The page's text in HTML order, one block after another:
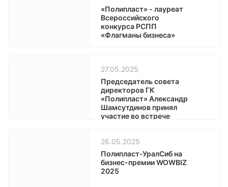
«Полипласт» - лауреат
Всероссийского
конкурса РСПП
«Флагманы бизнеса»
27.05.2025
Председатель совета
директоров ГК
«Полипласт» Александр
Шамсутдинов принял
участие во встрече
деловых кругов
26.05.2025
Полипласт-УралСиб на
бизнес-премии WOWBIZ
2025